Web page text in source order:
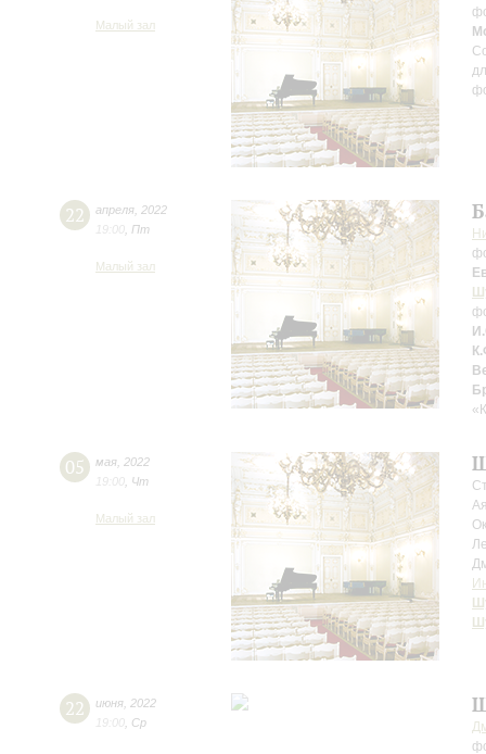
Малый зал
22 апреля 2022
19:00 Пт
Малый зал
05 мая 2022
19:00 Чт
Малый зал
22 июня 2022
19:00 Ср